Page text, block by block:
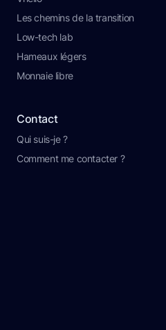
Les chemins de la transition
Low-tech lab
Hameaux légers
Monnaie libre
Contact
Qui suis-je ?
Comment me contacter ?